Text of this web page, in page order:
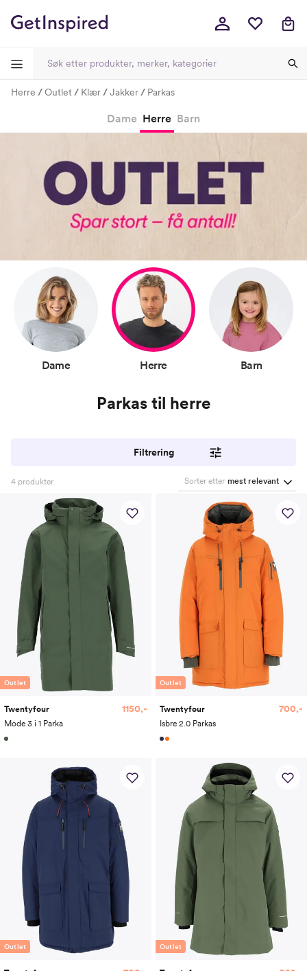
Herre Outlet Klær Jakker Parkas
Dame Herre Barn
Dame Herre Barn
Parkas til herre
Filtrering
4 produkter Sorter etter mest relevant
Outlet
Twentyfour
Mode 3 i 1 Parka
1150,-
Outlet
Twentyfour
Isbre 2.0 Parkas
700,-
Outlet Outlet
----